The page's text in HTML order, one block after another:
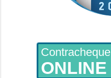
Contracheque
ONLINE